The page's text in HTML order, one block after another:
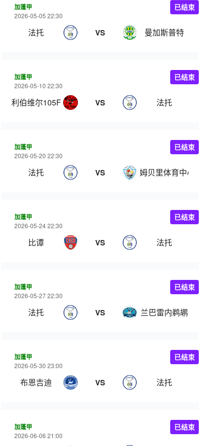
加蓬甲
2026-05-05 22:30
法托 VS 曼加斯普特
已结束
加蓬甲
2026-05-10 22:30
利伯维尔105FC VS 法托
已结束
加蓬甲
2026-05-20 22:30
法托 VS 姆贝里体育中心
已结束
加蓬甲
2026-05-24 22:30
比谭 VS 法托
已结束
加蓬甲
2026-05-27 22:30
法托 VS 兰巴雷内鹈鹕
已结束
加蓬甲
2026-05-30 23:00
布恩吉迪 VS 法托
已结束
加蓬甲
2026-06-06 21:00
已结束